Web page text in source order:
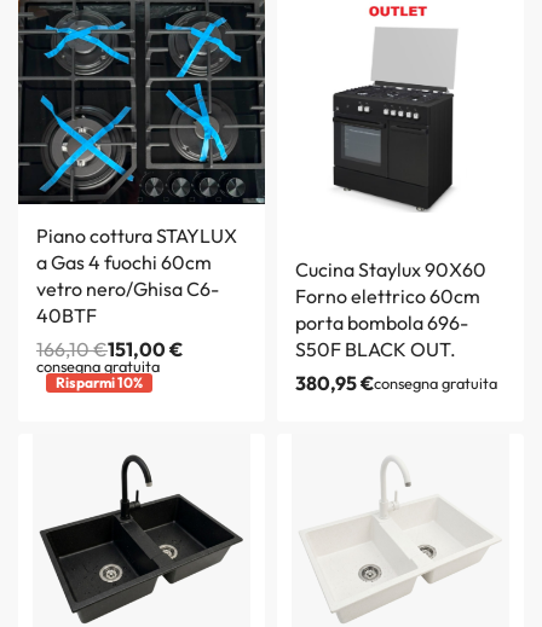
Piano cottura STAYLUX
a Gas 4 fuochi 60cm
vetro nero/Ghisa C6-
40BTF
166,10€151,00€
consegna gratuita
Risparmi 10%
Cucina Staylux 90X60
Forno elettrico 60cm
porta bombola 696-
S50F BLACK OUT.
380,95€consegna gratuita